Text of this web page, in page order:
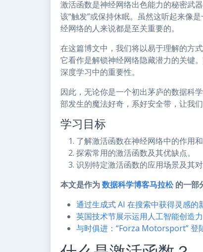
激活函数是神经网络出色能力的秘密武
该“触发”或保持休眠。虽然这听起来像
经网络的人来说都是至关重要的。
在这篇博文中，我们将以易于理解的方
它看作是解锁神经网络隐藏潜力的关键
深度学习中的重要性。
因此，无论你是一个初出茅庐的数据科
部发生的魔法好奇，系好安全带，让我
学习目标
了解激活函数在神经网络中的作用和
探索常用的激活函数及其优缺点。
识别特定激活函数的应用场景及其对
本文是作为数据科学博客马拉松的一部
通过生成式 AI 在搜索中获得灵感的
英国技术节展示运用人工智能创造
与时俱进：“Forza Motorsport” 登